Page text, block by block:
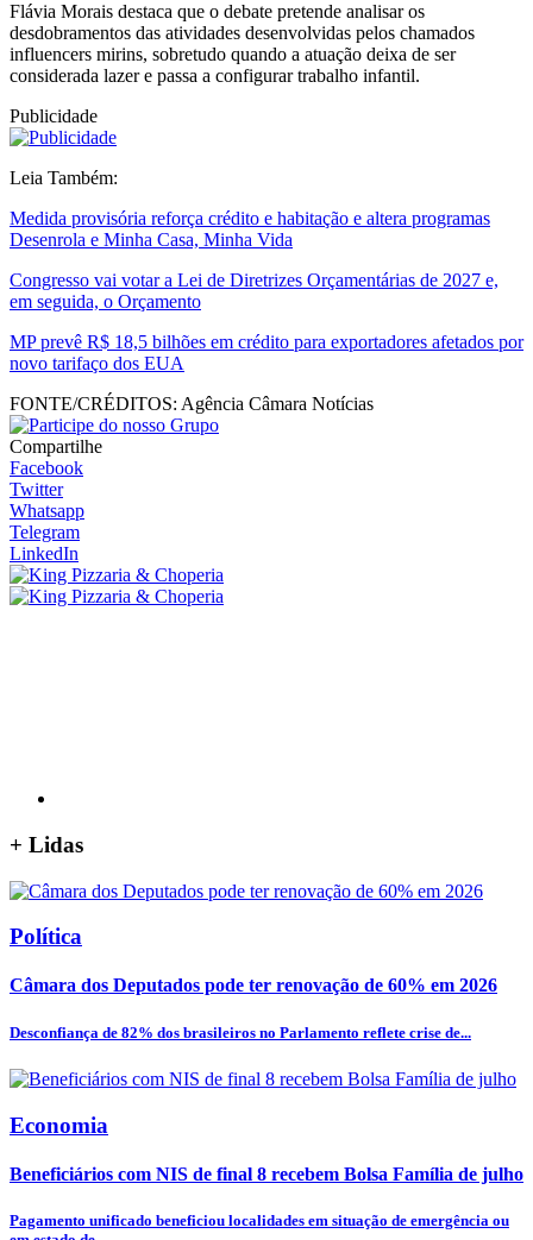
Flávia Morais destaca que o debate pretende analisar os
desdobramentos das atividades desenvolvidas pelos chamados
influencers mirins, sobretudo quando a atuação deixa de ser
considerada lazer e passa a configurar trabalho infantil.
Publicidade
Leia Também:
Medida provisória reforça crédito e habitação e altera programas
Desenrola e Minha Casa, Minha Vida
Congresso vai votar a Lei de Diretrizes Orçamentárias de 2027 e,
em seguida, o Orçamento
MP prevê R$ 18,5 bilhões em crédito para exportadores afetados por
novo tarifaço dos EUA
FONTE/CRÉDITOS: Agência Câmara Notícias
Compartilhe
Facebook
Twitter
Whatsapp
Telegram
LinkedIn
+ Lidas
Política
Câmara dos Deputados pode ter renovação de 60% em 2026
Desconfiança de 82% dos brasileiros no Parlamento reflete crise de...
Economia
Beneficiários com NIS de final 8 recebem Bolsa Família de julho
Pagamento unificado beneficiou localidades em situação de emergência ou